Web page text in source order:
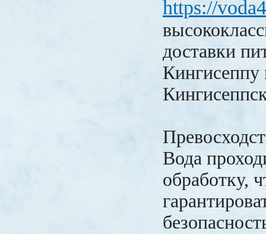
https://
доставки
Кингисеппу
Вода
обработку,